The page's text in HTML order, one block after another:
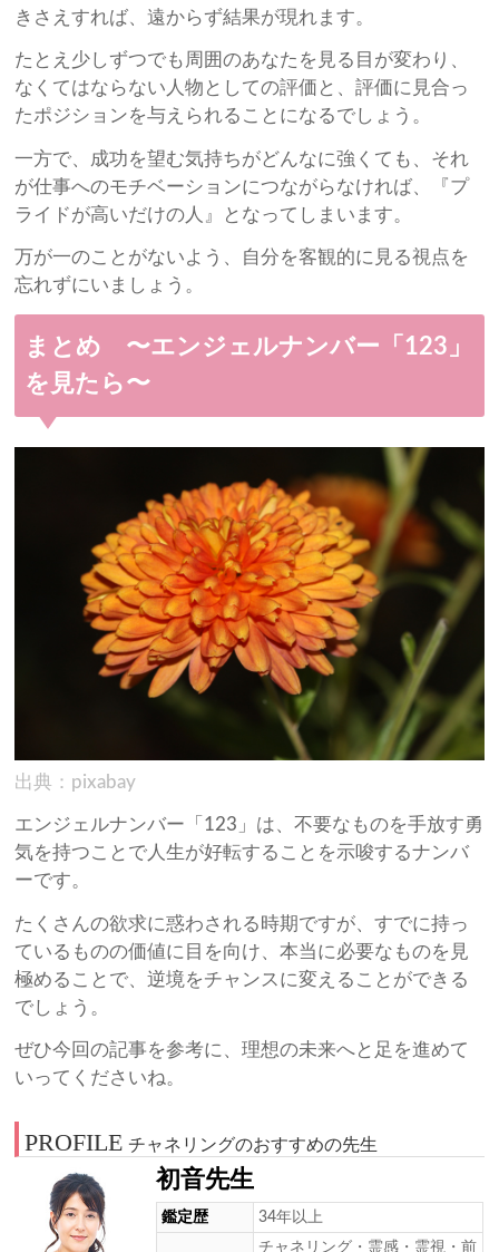
きさえすれば、遠からず結果が現れます。
たとえ少しずつでも周囲のあなたを見る目が変わり、
なくてはならない人物としての評価と、評価に見合っ
たポジションを与えられることになるでしょう。
一方で、成功を望む気持ちがどんなに強くても、それ
が仕事へのモチベーションにつながらなければ、『プ
ライドが高いだけの人』となってしまいます。
万が一のことがないよう、自分を客観的に見る視点を
忘れずにいましょう。
まとめ 〜エンジェルナンバー「123」
を見たら〜
出典：pixabay
エンジェルナンバー「123」は、不要なものを手放す勇
気を持つことで人生が好転することを示唆するナンバ
ーです。
たくさんの欲求に惑わされる時期ですが、すでに持っ
ているものの価値に目を向け、本当に必要なものを見
極めることで、逆境をチャンスに変えることができる
でしょう。
ぜひ今回の記事を参考に、理想の未来へと足を進めて
いってくださいね。
PROFILE チャネリングのおすすめの先生
初音先生
鑑定歴
34年以上
チャネリング・霊感・霊視・前